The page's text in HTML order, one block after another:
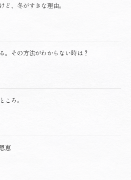
ど、冬がすきな理由。
。その方法がわからない時は？
ころ。
恵